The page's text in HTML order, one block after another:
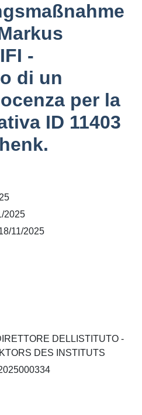
-
di un
per la
ID 11403
2025
11/2025
DELLISTITUTO -
DES INSTITUTS